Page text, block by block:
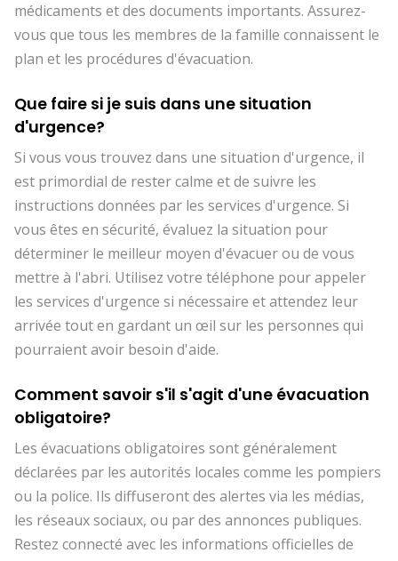
médicaments et des documents importants. Assurez-
vous que tous les membres de la famille connaissent le
plan et les procédures d'évacuation.
Que faire si je suis dans une situation
d'urgence?
Si vous vous trouvez dans une situation d'urgence, il
est primordial de rester calme et de suivre les
instructions données par les services d'urgence. Si
vous êtes en sécurité, évaluez la situation pour
déterminer le meilleur moyen d'évacuer ou de vous
mettre à l'abri. Utilisez votre téléphone pour appeler
les services d'urgence si nécessaire et attendez leur
arrivée tout en gardant un œil sur les personnes qui
pourraient avoir besoin d'aide.
Comment savoir s'il s'agit d'une évacuation
obligatoire?
Les évacuations obligatoires sont généralement
déclarées par les autorités locales comme les pompiers
ou la police. Ils diffuseront des alertes via les médias,
les réseaux sociaux, ou par des annonces publiques.
Restez connecté avec les informations officielles de